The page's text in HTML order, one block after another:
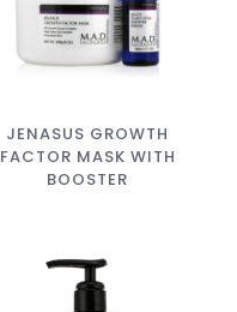
JENASUS GROWTH
FACTOR MASK WITH
BOOSTER